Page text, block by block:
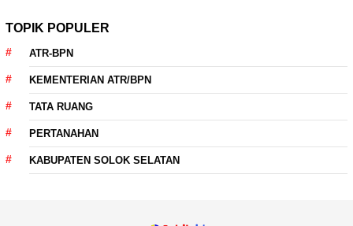
TOPIK POPULER
ATR-BPN
KEMENTERIAN ATR/BPN
TATA RUANG
PERTANAHAN
KABUPATEN SOLOK SELATAN